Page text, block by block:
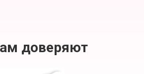
доверяют